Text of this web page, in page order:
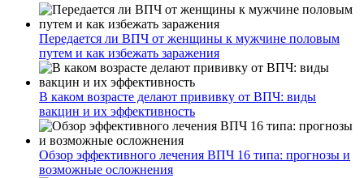
Передается ли ВПЧ от женщины к мужчине половым
путем и как избежать заражения
В каком возрасте делают прививку от ВПЧ: виды
вакцин и их эффективность
Обзор эффективного лечения ВПЧ 16 типа: прогнозы и
возможные осложнения